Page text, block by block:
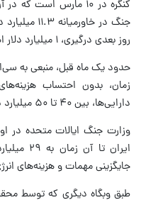
جنگ در
روز بعدی درگیری، ۱ میلیارد دلار اضافی هزینه کند.
حدود یک ماه قبل، منبعی به
زمان، بدون احتساب
دارایی‌ها، بین ۴۰ تا ۵۰ میلیارد دلار بوده است.
وزارت جنگ ایالات متحده در
ایران
جایگزینی مهمات و هزینه‌های انرژی، می‌تواند به
طبق وبگاه دیگری که توسط